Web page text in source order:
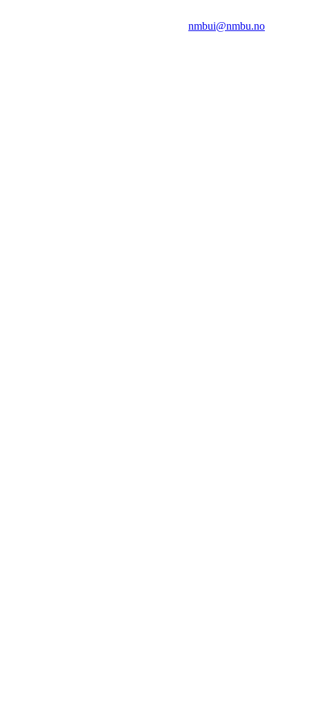
nmbui@nmbu.no